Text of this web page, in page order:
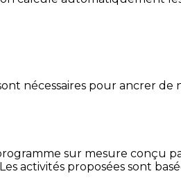
nécessaires pour ancrer
sur mesure conçu
activités proposées sont